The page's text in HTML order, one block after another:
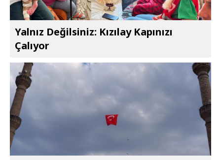
Yalnız Değilsiniz: Kızılay Kapınızı
Çalıyor